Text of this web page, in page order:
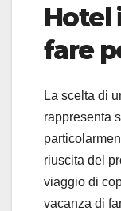
Hotel
fare
La scelta di
rappresenta
riuscita del
viaggio di
vacanza di